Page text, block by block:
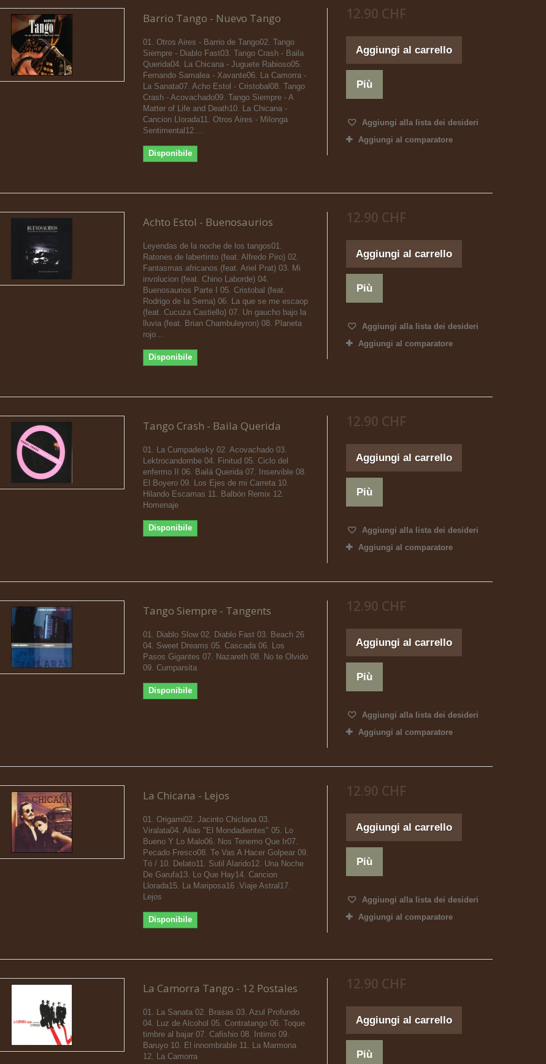
Barrio Tango - Nuevo Tango
01. Otros Aires - Barrio de Tango02. Tango
Siempre - Diablo Fast03. Tango Crash - Baila
Querida04. La Chicana - Juguete Rabioso05.
Fernando Samalea - Xavante06. La Camorra -
La Sanata07. Acho Estol - Cristobal08. Tango
Crash - Acovachado09. Tango Siempre - A
Matter of Life and Death10. La Chicana -
Cancion Llorada11. Otros Aires - Milonga
Sentimental12....
Disponibile
12.90 CHF
Aggiungi al carrello
Più
Aggiungi alla lista dei desideri
Aggiungi al comparatore
Achto Estol - Buenosaurios
Leyendas de la noche de los tangos01.
Ratones de labertinto (feat. Alfredo Piro) 02.
Fantasmas africanos (feat. Ariel Prat) 03. Mi
involucion (feat. Chino Laborde) 04.
Buenosaurios Parte I 05. Cristobal (feat.
Rodrigo de la Serna) 06. La que se me escaop
(feat. Cucuza Castiello) 07. Un gaucho bajo la
lluvia (feat. Brian Chambuleyron) 08. Planeta
rojo...
Disponibile
12.90 CHF
Aggiungi al carrello
Più
Aggiungi alla lista dei desideri
Aggiungi al comparatore
Tango Crash - Baila Querida
01. La Cumpadesky 02. Acovachado 03.
Lektrocandombe 04. Finitud 05. Ciclo del
enfermo II 06. Bailá Querida 07. Inservible 08.
El Boyero 09. Los Ejes de mi Carreta 10.
Hilando Escamas 11. Balbón Remix 12.
Homenaje
Disponibile
12.90 CHF
Aggiungi al carrello
Più
Aggiungi alla lista dei desideri
Aggiungi al comparatore
Tango Siempre - Tangents
01. Diablo Slow 02. Diablo Fast 03. Beach 26
04. Sweet Dreams 05. Cascada 06. Los
Pasos Gigantes 07. Nazareth 08. No te Olvido
09. Cumparsita
Disponibile
12.90 CHF
Aggiungi al carrello
Più
Aggiungi alla lista dei desideri
Aggiungi al comparatore
La Chicana - Lejos
01. Origami02. Jacinto Chiclana 03.
Viralata04. Alias "El Mondadientes" 05. Lo
Bueno Y Lo Malo06. Nos Tenemo Que Ir07.
Pecado Fresco08. Te Vas A Hacer Golpear 09.
Tó / 10. Delato11. Sutil Alarido12. Una Noche
De Garufa13. Lo Que Hay14. Cancion
Llorada15. La Mariposa16 .Viaje Astral17.
Lejos
Disponibile
12.90 CHF
Aggiungi al carrello
Più
Aggiungi alla lista dei desideri
Aggiungi al comparatore
La Camorra Tango - 12 Postales
01. La Sanata 02. Brasas 03. Azul Profundo
04. Luz de Alcohol 05. Contratango 06. Toque
timbre al bajar 07. Cafishio 08. Intimo 09.
Baruyo 10. El innombrable 11. La Marmona
12. La Camorra
12.90 CHF
Aggiungi al carrello
Più